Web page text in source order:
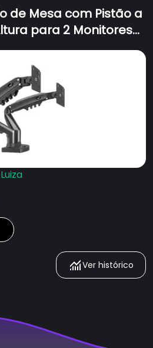
de Mesa com Pistão a
para 2 Monitores
Ver histórico